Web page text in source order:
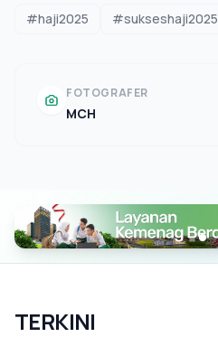
#haji2025 #sukseshaji2025
FOTOGRAFER
MCH
TERKINI